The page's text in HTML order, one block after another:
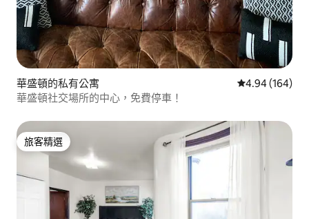
華盛頓的私有公寓 從 164 則評價
4.94 (164)
華盛頓社交場所的中心，免費停車！
旅客精選
旅客精選